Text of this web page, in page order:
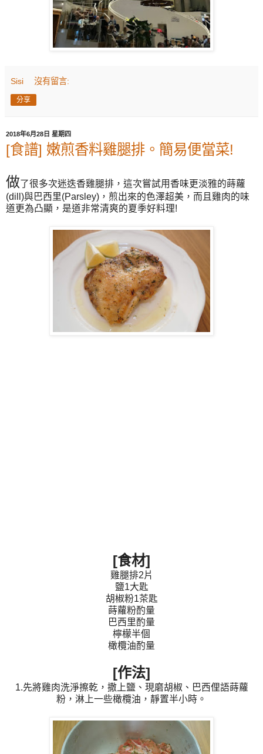
Sisi 沒有留言:
分享
2018年6月28日 星期四
[食譜] 嫩煎香料雞腿排。簡易便當菜!
做了很多次迷迭香雞腿排，這次嘗試用香味更淡雅的蒔蘿
(dill)與巴西里(Parsley)，煎出來的色澤超美，而且雞肉的味
道更為凸顯，是道非常清爽的夏季好料理!
[食材]
雞腿排2片
鹽1大匙
胡椒粉1茶匙
蒔蘿粉酌量
巴西里酌量
檸檬半個
橄欖油酌量
[作法]
1.先將雞肉洗淨擦乾，撒上鹽、現磨胡椒、巴西俚語蒔蘿
粉，淋上一些橄欖油，靜置半小時。